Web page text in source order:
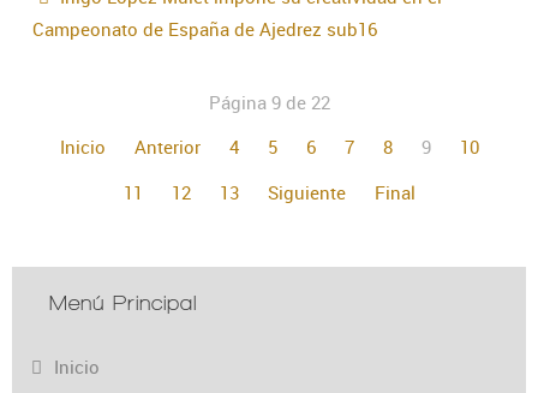
Campeonato de España de Ajedrez sub16
Página 9 de 22
Inicio
Anterior 4 5 6 7 8 9
10
11
12 13 Siguiente Final
Menú Principal
Inicio